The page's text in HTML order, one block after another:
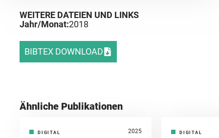
WEITERE DATEIEN UND LINKS
Jahr/Monat:2018
BIBTEX DOWNLOAD
Ähnliche Publikationen
DIGITAL 2025 DIGITAL